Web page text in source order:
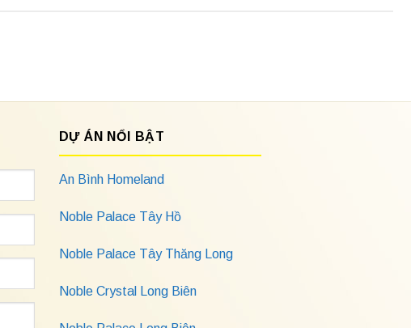
DỰ ÁN NỔI BẬT
An Bình Homeland
Noble Palace Tây Hồ
Noble Palace Tây Thăng Long
Noble Crystal Long Biên